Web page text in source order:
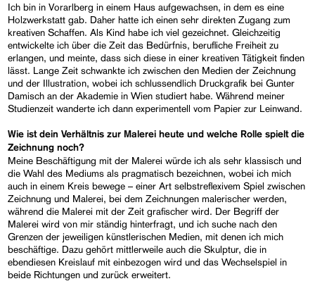
Ich bin in Vorarlberg in einem Haus aufgewachsen, in dem es eine
Holzwerkstatt gab. Daher hatte ich einen sehr direkten Zugang zum
kreativen Schaffen. Als Kind habe ich viel gezeichnet. Gleichzeitig
entwickelte ich über die Zeit das Bedürfnis, berufliche Freiheit zu
erlangen, und meinte, dass sich diese in einer kreativen Tätigkeit finden
lässt. Lange Zeit schwankte ich zwischen den Medien der Zeichnung
und der Illustration, wobei ich schlussendlich Druckgrafik bei Gunter
Damisch an der Akademie in Wien studiert habe. Während meiner
Studienzeit wanderte ich dann experimentell vom Papier zur Leinwand.
Wie ist dein Verhältnis zur Malerei heute und welche Rolle spielt die
Zeichnung noch?
Meine Beschäftigung mit der Malerei würde ich als sehr klassisch und
die Wahl des Mediums als pragmatisch bezeichnen, wobei ich mich
auch in einem Kreis bewege – einer Art selbstreflexivem Spiel zwischen
Zeichnung und Malerei, bei dem Zeichnungen malerischer werden,
während die Malerei mit der Zeit grafischer wird. Der Begriff der
Malerei wird von mir ständig hinterfragt, und ich suche nach den
Grenzen der jeweiligen künstlerischen Medien, mit denen ich mich
beschäftige. Dazu gehört mittlerweile auch die Skulptur, die in
ebendiesen Kreislauf mit einbezogen wird und das Wechselspiel in
beide Richtungen und zurück erweitert.